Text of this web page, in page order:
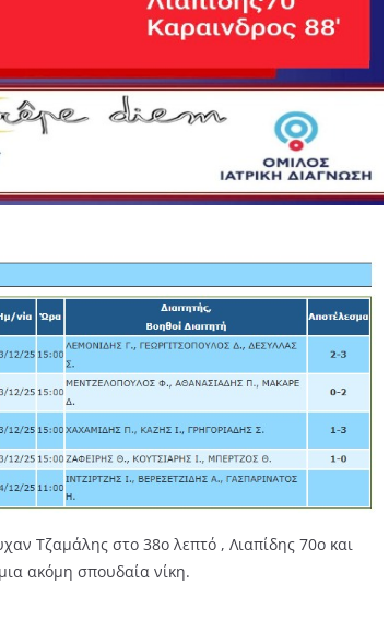
Τζαμάλης στο 38ο λεπτό , Λιαπίδης 70ο και
ακόμη σπουδαία νίκη.